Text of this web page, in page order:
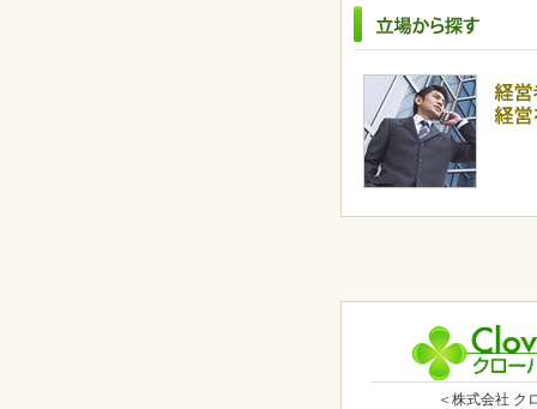
＜株式会社 ク